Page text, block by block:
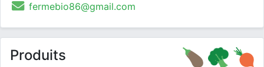
fermebio86@gmail.com
Produits